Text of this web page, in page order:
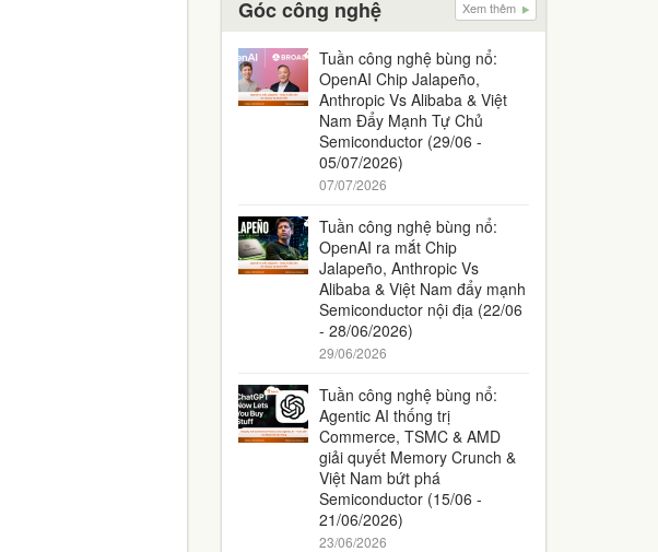
Góc công nghệ Xem thêm
Tuần công nghệ bùng nổ:
OpenAI Chip Jalapeño,
Anthropic Vs Alibaba & Việt
Nam Đẩy Mạnh Tự Chủ
Semiconductor (29/06 -
05/07/2026)
07/07/2026
Tuần công nghệ bùng nổ:
OpenAI ra mắt Chip
Jalapeño, Anthropic Vs
Alibaba & Việt Nam đẩy mạnh
Semiconductor nội địa (22/06
- 28/06/2026)
29/06/2026
Tuần công nghệ bùng nổ:
Agentic AI thống trị
Commerce, TSMC & AMD
giải quyết Memory Crunch &
Việt Nam bứt phá
Semiconductor (15/06 -
21/06/2026)
23/06/2026